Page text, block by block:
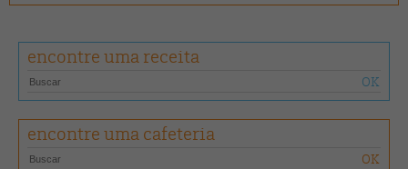
hoje disponibilizam mais alternativas aos consumidores que desejam
as chamadas bebidas vegetais. Utilizadas no preparo de vitaminas,
smoothies, lattes, cappuccinos, entre outras combinações, essas
bebidas, segundo a Agência Nacional de Vigilância Sanitária (Anvisa),
não são consideradas leite, já que não são extraídas de nenhum
animal.
Para a nutricionista do Hospital Albert Einstein, de São Paulo,
encontre uma receita
encontre uma cafeteria